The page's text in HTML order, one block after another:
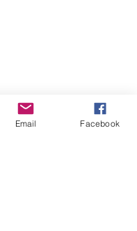
les réseaux sociaux :
Email Facebook